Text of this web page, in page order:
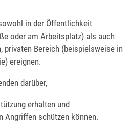
in der Öffentlichkeit
oder am Arbeitsplatz) als auch
privaten Bereich (beispielsweise in
ereignen.
darüber,
erhalten und
Angriffen schützen können.